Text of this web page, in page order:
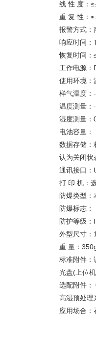
线 性 度：
重 复 性：
报警方式：
响应时间：
恢复时间：
工作电源：
使用环境
样气温度
温度测量
湿度测量：
电池容量：
数据存储：
认为关闭状
通讯接口：
打 印 机：
防爆类型：
防爆标志：
防护等级：
外型尺寸：
重 量：
标准附件：
光盘(上位
选配附件：
高湿预处理
应用场合：